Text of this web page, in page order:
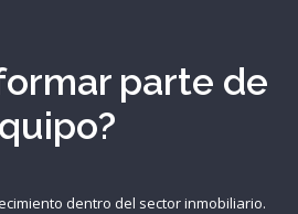
parte de
dentro del sector inmobiliario.